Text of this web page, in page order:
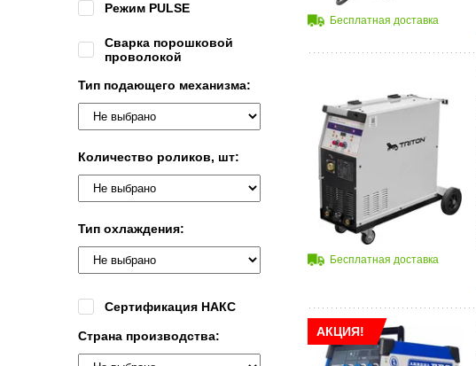
Бесплатная доставка
Бесплатная доставка
АКЦИЯ!
Режим PULSE
Сварка порошковой
проволокой
Тип подающего механизма:
Количество роликов, шт:
Тип охлаждения:
Сертификация НАКС
Страна производства: